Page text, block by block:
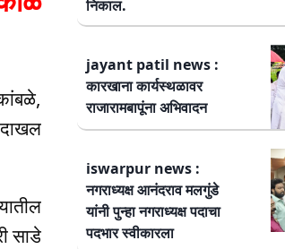
साडे
निकाल.
jayant patil news :
कारखाना कार्यस्थळावर
राजारामबापूंना अभिवादन
iswarpur news :
नगराध्यक्ष आनंदराव मलगुंडे
यांनी पुन्हा नगराध्यक्ष पदाचा
पदभार स्वीकारला